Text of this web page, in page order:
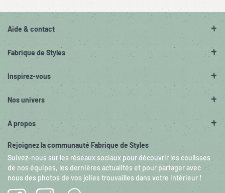
Aide & contact
Fabrique de Styles
Inspirez-vous
Nos univers
A propos
Rejoignez la communauté Fabrique de Styles
Suivez-nous sur les réseaux sociaux pour découvrir les coulisses
de nos équipes, les dernières actualités et pour partager avec
nous des photos de vos jolies trouvailles dans votre intérieur !